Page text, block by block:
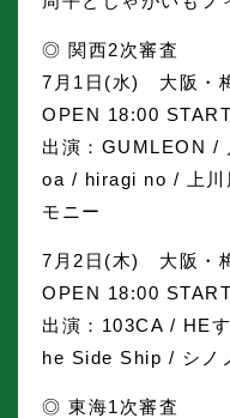
◎ 関西2次審査
7月1日(水) 大阪・
OPEN 18:00
出演：GUMLEON /
oa / hiragi no / 上川
モニー
7月2日(木) 大阪・
OPEN 18:00
出演：103CA / HE
he Side Ship / シノ
◎ 東海1次審査